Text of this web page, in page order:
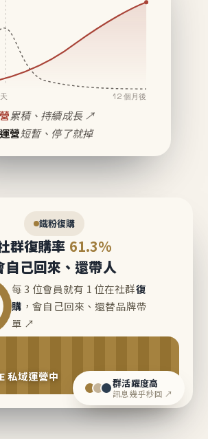
12 個月後
累積、持續成長 ↗
營短暫、停了就掉
鐵粉復購
群復購率 61.3%
自己回來、還帶人
每 3 位會員就有 1 位在社群復
購 ，會自己回來、還替品牌帶
單 ↗
私域運營中 群活躍度高
訊息幾乎秒回 ↗